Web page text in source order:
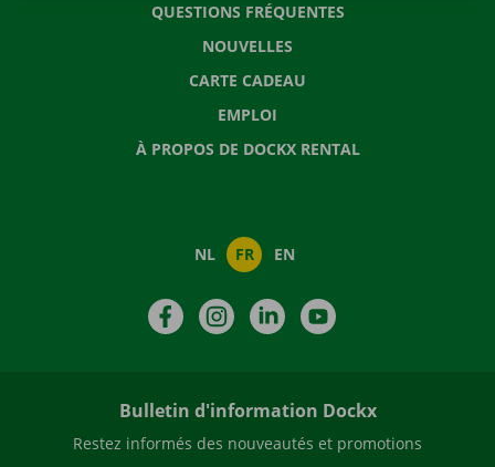
QUESTIONS FRÉQUENTES
NOUVELLES
CARTE CADEAU
EMPLOI
À PROPOS DE DOCKX RENTAL
NL FR EN
FacebookInstagramLinkedIn
Bulletin d'information Dockx
Restez informés des nouveautés et promotions